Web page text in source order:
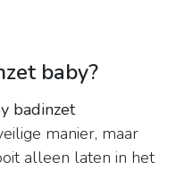
baby?
badinzet
manier, maar
alleen laten in het